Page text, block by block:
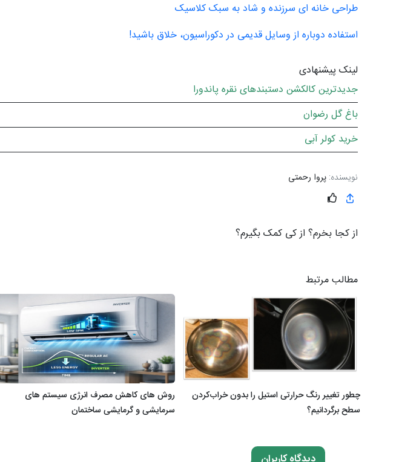
طراحی خانه ای سرزنده و شاد به سبک کلاسیک
استفاده دوباره از وسایل قدیمی در دکوراسیون، خلاق باشید!
لینک پیشنهادی
جدیدترین کالکشن دستبندهای نقره پاندورا
باغ گل رضوان
خرید کولر آبی
نویسنده: پروا رحمتی
از کجا بخرم؟ از کی کمک بگیرم؟
مطالب مرتبط
چطور تغییر رنگ حرارتی استیل را بدون خراب‌کردن
سطح برگردانیم؟
روش های کاهش مصرف انرژی سیستم های
سرمایشی و گرمایشی ساختمان